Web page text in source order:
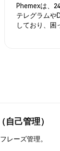
Phemexは、
テレグラムや
しており、困
己管理）
レーズ管理。